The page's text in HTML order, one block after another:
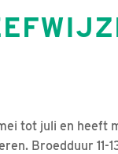
tot juli en heeft
Broedduur 11-